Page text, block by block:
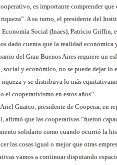
es importante comprender que
A su turno, el presidente del
Social (Inaes), Patricio Griffin,
dado cuenta que la realidad económica
del Gran Buenos Aires requiere un
social y económico, no se puede dejar lo
riqueza y se distribuya lo más
el cooperativismo en estos años”.
Guarco, presidente de Cooperar, en
afirmó que las cooperativas “fueron
solidario como cuando ocurrió la
las cosas igual o mejor que otras
vamos a continuar disputando